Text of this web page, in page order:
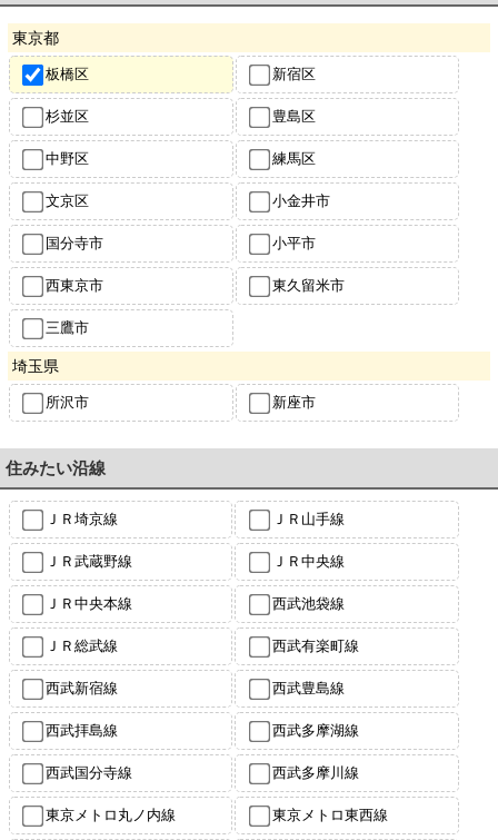
東京都
板橋区 新宿区
杉並区 豊島区
中野区 練馬区
文京区 小金井市
国分寺市 小平市
西東京市 東久留米市
三鷹市
埼玉県
所沢市 新座市
住みたい沿線
ＪＲ埼京線 ＪＲ山手線
ＪＲ武蔵野線 ＪＲ中央線
ＪＲ中央本線 西武池袋線
ＪＲ総武線 西武有楽町線
西武新宿線 西武豊島線
西武拝島線 西武多摩湖線
西武国分寺線 西武多摩川線
東京メトロ丸ノ内線 東京メトロ東西線